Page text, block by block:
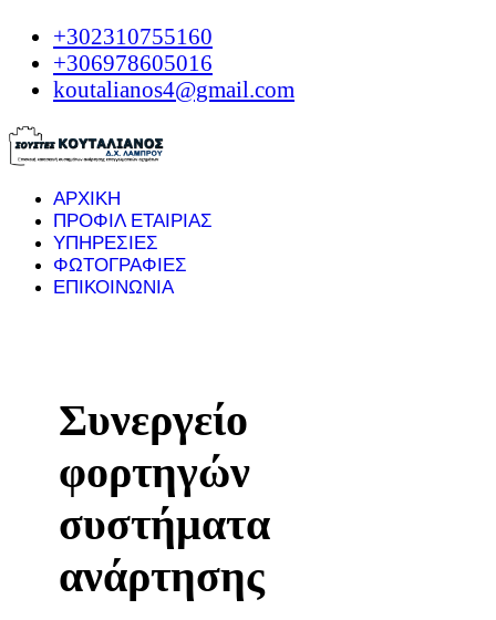
+302310755160
+306978605016
koutalianos4@gmail.com
ΑΡΧΙΚΗ
ΠΡΟΦΙΛ ΕΤΑΙΡΙΑΣ
ΥΠΗΡΕΣΙΕΣ
ΦΩΤΟΓΡΑΦΙΕΣ
ΕΠΙΚΟΙΝΩΝΙΑ
Συνεργείο
φορτηγών
συστήματα
ανάρτησης